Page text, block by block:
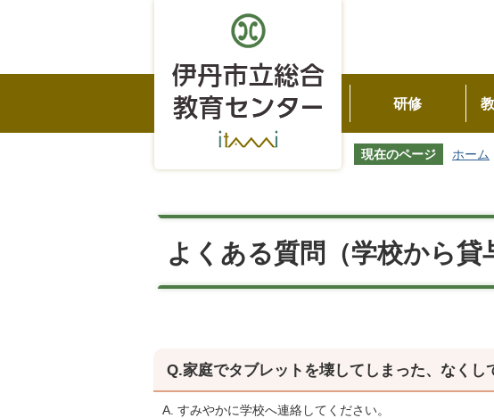
研修
現在のページ ホーム
よくある質問（学校から貸
Q.家庭でタブレットを壊してしまった、なくし
A. すみやかに学校へ連絡してください。